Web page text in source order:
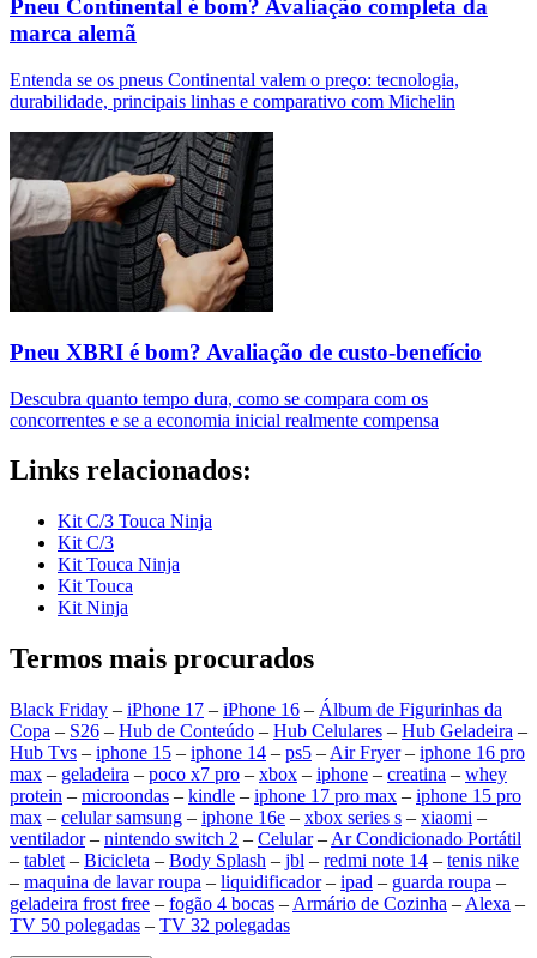
Pneu Continental é bom? Avaliação completa da
marca alemã
Entenda se os pneus Continental valem o preço: tecnologia,
durabilidade, principais linhas e comparativo com Michelin
Pneu XBRI é bom? Avaliação de custo-benefício
Descubra quanto tempo dura, como se compara com os
concorrentes e se a economia inicial realmente compensa
Links relacionados:
Kit C/3 Touca Ninja
Kit C/3
Kit Touca Ninja
Kit Touca
Kit Ninja
Termos mais procurados
Black Friday – iPhone 17 – iPhone 16 – Álbum de Figurinhas da
Copa – S26 – Hub de Conteúdo – Hub Celulares – Hub Geladeira –
Hub Tvs – iphone 15 – iphone 14 – ps5 – Air Fryer– iphone 16 pro
max – geladeira – poco x7 pro – xbox – iphone – creatina – whey
protein – microondas – kindle – iphone 17 pro max – iphone 15 pro
max – celular samsung – iphone 16e – xbox series s – xiaomi –
ventilador– nintendo switch 2 – Celular– Ar Condicionado Portátil
– tablet – Bicicleta – Body Splash – jbl – redmi note 14 – tenis nike
– maquina de lavar roupa – liquidificador– ipad – guarda roupa –
geladeira frost free – fogão 4 bocas – Armário de Cozinha – Alexa –
TV 50 polegadas – TV 32 polegadas